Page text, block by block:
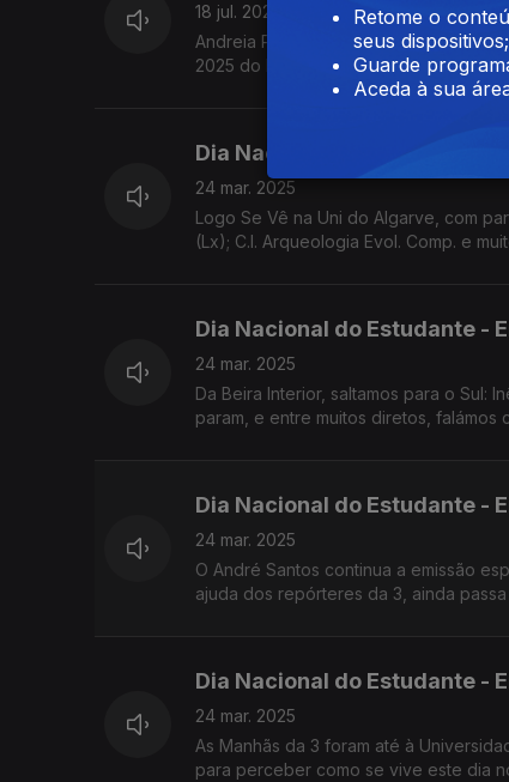
18 jul. 2025
Andreia Pinto, Luís Oliveira, Tiago
2025 do Festival MIMO.
Dia Nacional do Estudante -
24 mar. 2025
Logo Se Vê na Uni do Algarve, com
(Lx); C.I. Arqueologia Evol. Comp. e
Dia Nacional do Estudante -
24 mar. 2025
Da Beira Interior, saltamos para o Sul:
param, e entre muitos diretos, falámos
Dia Nacional do Estudante -
24 mar. 2025
O André Santos continua a emissão
ajuda dos repórteres da 3, ainda
Dia Nacional do Estudante -
24 mar. 2025
As Manhãs da 3 foram até à
para perceber como se vive este dia
Retome o
seus dispositivos;
Guarde
Aceda à sua